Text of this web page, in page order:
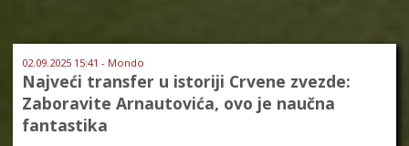
02.09.2025 15:41 - Mondo
Najveći transfer u istoriji Crvene zvezde:
Zaboravite Arnautovića, ovo je naučna
fantastika